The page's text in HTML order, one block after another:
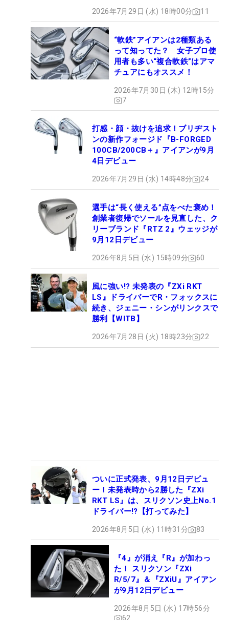
2026年7月29日 (水) 18時00分 11
“軟鉄”アイアンは2種類ある
って知ってた？ 女子プロ使
用者も多い“複合軟鉄”はアマ
チュアにもオススメ！
2026年7月30日 (木) 12時15分
7
打感・顔・抜けを追求！ブリヂスト
ンの新作フォージド『B-FORGED
100CB/200CB＋』アイアンが9月
4日デビュー
2026年7月29日 (水) 14時48分 24
選手は“長く使える”点をべた褒め！
創業者復帰でソールを見直した、ク
リーブランド『RTZ 2』ウェッジが
9月12日デビュー
2026年8月5日 (水) 15時09分 60
風に強い!? 未発表の『ZXi RKT
LS』ドライバーでR・フォックスに
続き、ジェニー・シンがリンクスで
勝利【WITB】
2026年7月28日 (火) 18時23分 22
ついに正式発表、9月12日デビュ
ー！未発表時から2勝した『ZXi
RKT LS』は、スリクソン史上No.1
ドライバー!?【打ってみた】
2026年8月5日 (水) 11時31分 83
『4』が消え『R』が加わっ
た！ スリクソン『ZXi
R/5/7』＆『ZXiU』アイアン
が9月12日デビュー
2026年8月5日 (水) 17時56分
62